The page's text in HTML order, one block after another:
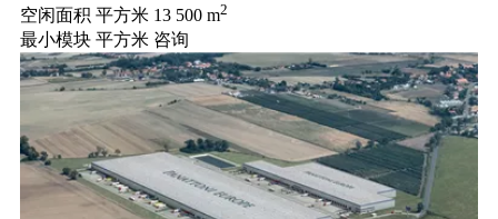
空闲面积 平方米 13 500 m2
最小模块 平方米 咨询